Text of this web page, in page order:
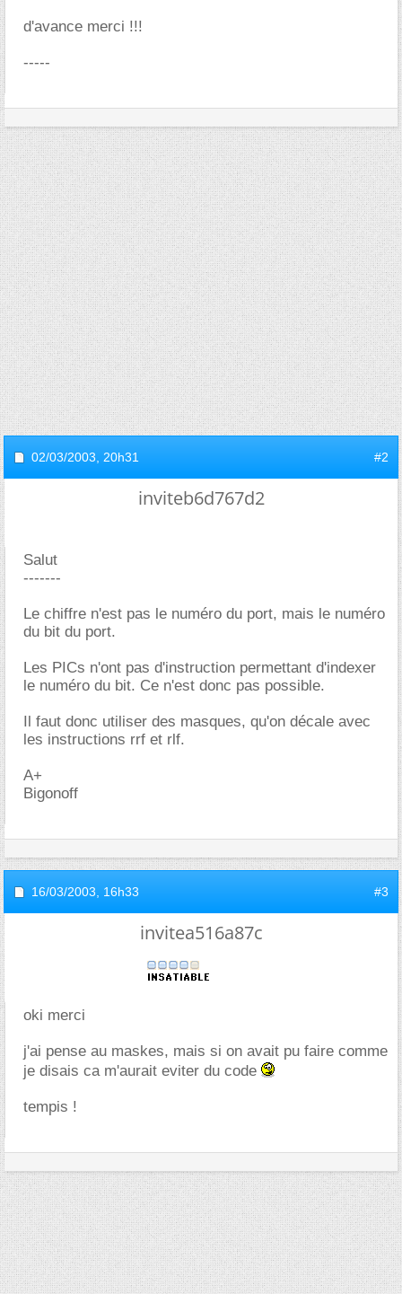
d'avance merci !!!
-----
02/03/2003, 20h31 #2
inviteb6d767d2
Salut
-------
Le chiffre n'est pas le numéro du port, mais le numéro
du bit du port.
Les PICs n'ont pas d'instruction permettant d'indexer
le numéro du bit. Ce n'est donc pas possible.
Il faut donc utiliser des masques, qu'on décale avec
les instructions rrf et rlf.
A+
Bigonoff
16/03/2003, 16h33 #3
invitea516a87c
oki merci
j'ai pense au maskes, mais si on avait pu faire comme
je disais ca m'aurait eviter du code
tempis !